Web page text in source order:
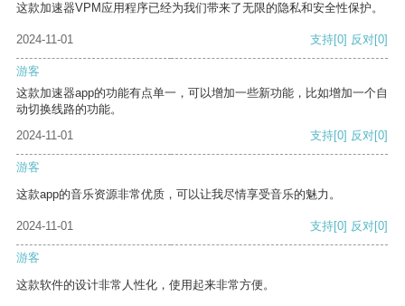
这款加速器VPM应用程序已经为我们带来了无限的隐私和安全性保护。
2024-11-01 支持[0] 反对[0]
游客
这款加速器app的功能有点单一，可以增加一些新功能，比如增加一个自
动切换线路的功能。
2024-11-01
支持[0] 反对[0]
游客
这款app的音乐资源非常优质，可以让我尽情享受音乐的魅力。
2024-11-01 支持[0] 反对[0]
游客
这款软件的设计非常人性化，使用起来非常方便。